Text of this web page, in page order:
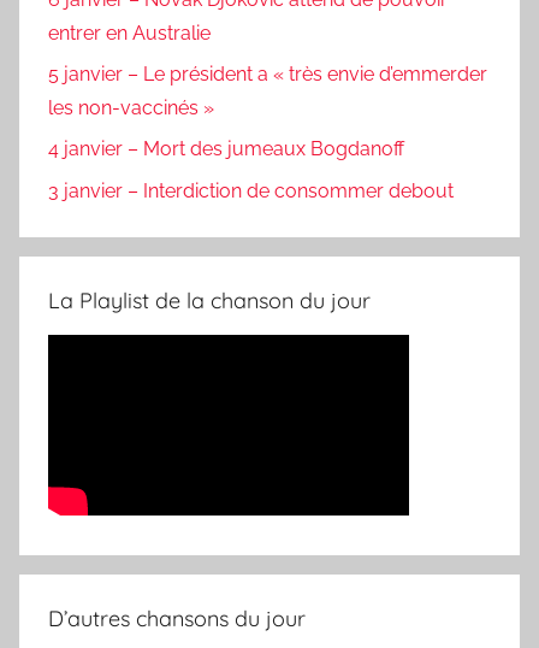
entrer en Australie
5 janvier – Le président a « très envie d’emmerder
les non-vaccinés »
4 janvier – Mort des jumeaux Bogdanoff
3 janvier – Interdiction de consommer debout
La Playlist de la chanson du jour
D’autres chansons du jour